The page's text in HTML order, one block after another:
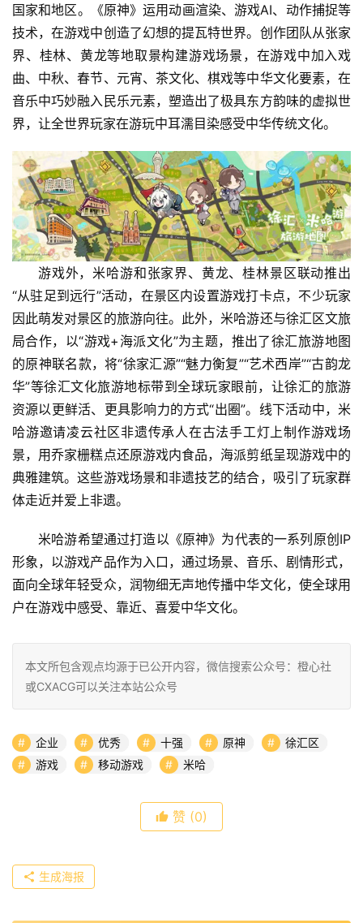
国家和地区。《原神》运用动画渲染、游戏AI、动作捕捉等
技术，在游戏中创造了幻想的提瓦特世界。创作团队从张家
界、桂林、黄龙等地取景构建游戏场景，在游戏中加入戏
曲、中秋、春节、元宵、茶文化、棋戏等中华文化要素，在
音乐中巧妙融入民乐元素，塑造出了极具东方韵味的虚拟世
界，让全世界玩家在游玩中耳濡目染感受中华传统文化。
游戏外，米哈游和张家界、黄龙、桂林景区联动推出
“从驻足到远行”活动，在景区内设置游戏打卡点，不少玩家
因此萌发对景区的旅游向往。此外，米哈游还与徐汇区文旅
局合作，以“游戏+海派文化”为主题，推出了徐汇旅游地图
的原神联名款，将“徐家汇源”“魅力衡复”“艺术西岸”“古韵龙
华”等徐汇文化旅游地标带到全球玩家眼前，让徐汇的旅游
资源以更鲜活、更具影响力的方式“出圈”。线下活动中，米
哈游邀请凌云社区非遗传承人在古法手工灯上制作游戏场
景，用乔家栅糕点还原游戏内食品，海派剪纸呈现游戏中的
典雅建筑。这些游戏场景和非遗技艺的结合，吸引了玩家群
体走近并爱上非遗。
米哈游希望通过打造以《原神》为代表的一系列原创IP
形象，以游戏产品作为入口，通过场景、音乐、剧情形式，
面向全球年轻受众，润物细无声地传播中华文化，使全球用
户在游戏中感受、靠近、喜爱中华文化。
本文所包含观点均源于已公开内容，微信搜索公众号：橙心社
或CXACG可以关注本站公众号
企业 优秀 十强 原神
徐汇区
游戏
移动游戏 米哈
赞 (0)
生成海报